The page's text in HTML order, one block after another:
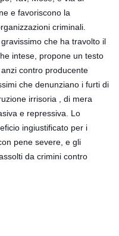
e favoriscono la
criminali.
che ha travolto il
intese, propone un testo
contro producente
che denunziano i furti di
irrisoria , di mera
e repressiva. Lo
ingiustificato per i
pene severe, e gli
da crimini contro